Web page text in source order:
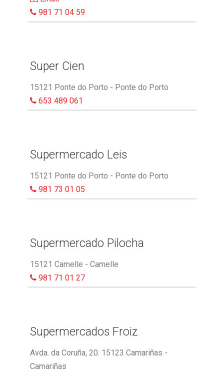
981 71 04 59
Super Cien
15121 Ponte do Porto - Ponte do Porto
653 489 061
Supermercado Leis
15121 Ponte do Porto - Ponte do Porto
981 73 01 05
Supermercado Pilocha
15121 Camelle - Camelle
981 71 01 27
Supermercados Froiz
Avda. da Coruña, 20. 15123 Camariñas -
Camariñas